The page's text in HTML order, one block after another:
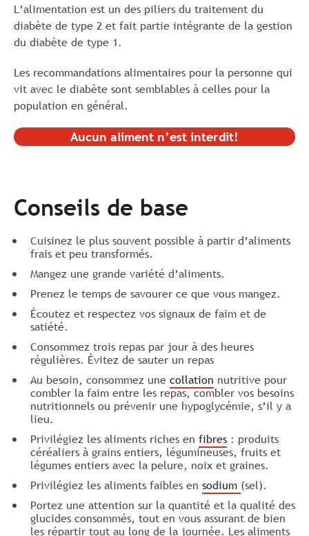
L’alimentation est un des piliers du traitement du
diabète de type 2 et fait partie intégrante de la gestion
du diabète de type 1.
Les recommandations alimentaires pour la personne qui
vit avec le diabète sont semblables à celles pour la
population en général.
Aucun aliment n’est interdit!
Conseils de base
Cuisinez le plus souvent possible à partir d’aliments
frais et peu transformés.
Mangez une grande variété d’aliments.
Prenez le temps de savourer ce que vous mangez.
Écoutez et respectez vos signaux de faim et de
satiété.
Consommez trois repas par jour à des heures
régulières. Évitez de sauter un repas
Au besoin, consommez une collation nutritive pour
combler la faim entre les repas, combler vos besoins
nutritionnels ou prévenir une hypoglycémie, s’il y a
lieu.
Privilégiez les aliments riches en fibres : produits
céréaliers à grains entiers, légumineuses, fruits et
légumes entiers avec la pelure, noix et graines.
Privilégiez les aliments faibles en sodium (sel).
Portez une attention sur la quantité et la qualité des
glucides consommés, tout en vous assurant de bien
les répartir tout au long de la journée. Les aliments